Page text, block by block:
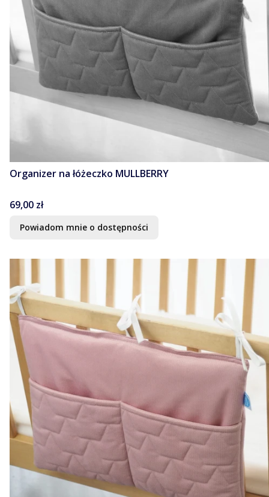
Organizer na łóżeczko MULLBERRY
Cena
69,00 zł
Powiadom mnie o dostępności